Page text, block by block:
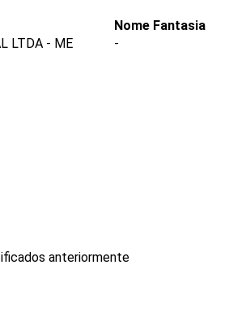
LTDA - ME
Nome Fantasia
-
anteriormente